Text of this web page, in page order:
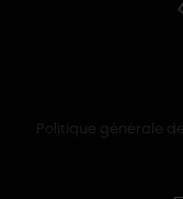
Politique générale